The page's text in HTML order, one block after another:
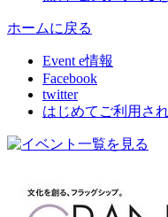
ホームに戻る
Event e情報
Facebook
twitter
はじめてご利用さ